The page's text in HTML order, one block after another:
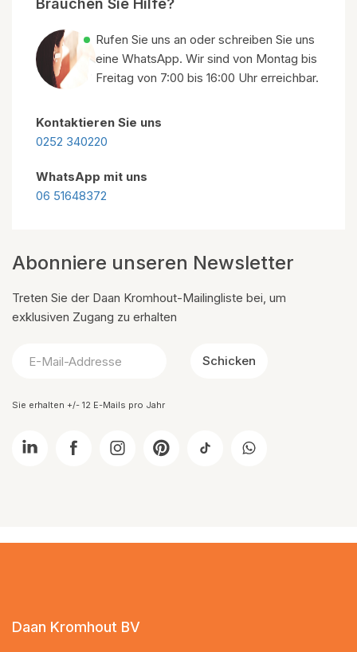
Rufen Sie uns an oder schreiben Sie uns
eine WhatsApp. Wir sind von Montag bis
Freitag von 7:00 bis 16:00 Uhr erreichbar.
Kontaktieren Sie uns
0252 340220
WhatsApp mit uns
06 51648372
Abonniere unseren Newsletter
Treten Sie der Daan Kromhout-Mailingliste bei, um
exklusiven Zugang zu erhalten
Schicken
Sie erhalten +/- 12 E-Mails pro Jahr
Daan Kromhout BV